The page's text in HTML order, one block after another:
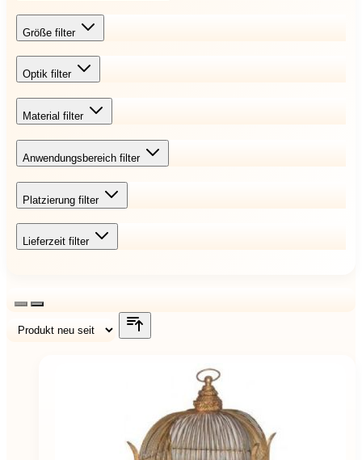
Größe filter
Optik filter
Material filter
Anwendungsbereich filter
Platzierung filter
Lieferzeit filter